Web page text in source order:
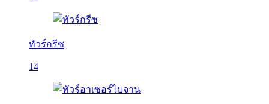
ทัวร์กรีซ
14